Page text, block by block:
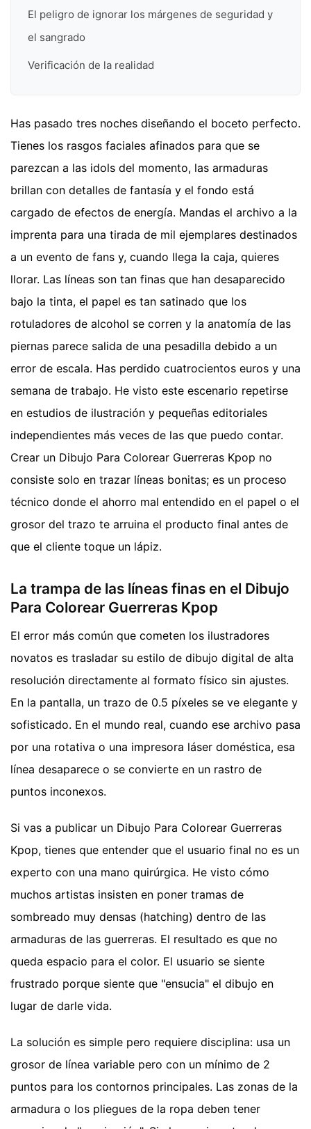
El peligro de ignorar los márgenes de seguridad y
el sangrado
Verificación de la realidad
Has pasado tres noches diseñando el boceto perfecto.
Tienes los rasgos faciales afinados para que se
parezcan a las idols del momento, las armaduras
brillan con detalles de fantasía y el fondo está
cargado de efectos de energía. Mandas el archivo a la
imprenta para una tirada de mil ejemplares destinados
a un evento de fans y, cuando llega la caja, quieres
llorar. Las líneas son tan finas que han desaparecido
bajo la tinta, el papel es tan satinado que los
rotuladores de alcohol se corren y la anatomía de las
piernas parece salida de una pesadilla debido a un
error de escala. Has perdido cuatrocientos euros y una
semana de trabajo. He visto este escenario repetirse
en estudios de ilustración y pequeñas editoriales
independientes más veces de las que puedo contar.
Crear un Dibujo Para Colorear Guerreras Kpop no
consiste solo en trazar líneas bonitas; es un proceso
técnico donde el ahorro mal entendido en el papel o el
grosor del trazo te arruina el producto final antes de
que el cliente toque un lápiz.
La trampa de las líneas finas en el Dibujo
Para Colorear Guerreras Kpop
El error más común que cometen los ilustradores
novatos es trasladar su estilo de dibujo digital de alta
resolución directamente al formato físico sin ajustes.
En la pantalla, un trazo de 0.5 píxeles se ve elegante y
sofisticado. En el mundo real, cuando ese archivo pasa
por una rotativa o una impresora láser doméstica, esa
línea desaparece o se convierte en un rastro de
puntos inconexos.
Si vas a publicar un Dibujo Para Colorear Guerreras
Kpop, tienes que entender que el usuario final no es un
experto con una mano quirúrgica. He visto cómo
muchos artistas insisten en poner tramas de
sombreado muy densas (hatching) dentro de las
armaduras de las guerreras. El resultado es que no
queda espacio para el color. El usuario se siente
frustrado porque siente que "ensucia" el dibujo en
lugar de darle vida.
La solución es simple pero requiere disciplina: usa un
grosor de línea variable pero con un mínimo de 2
puntos para los contornos principales. Las zonas de la
armadura o los pliegues de la ropa deben tener